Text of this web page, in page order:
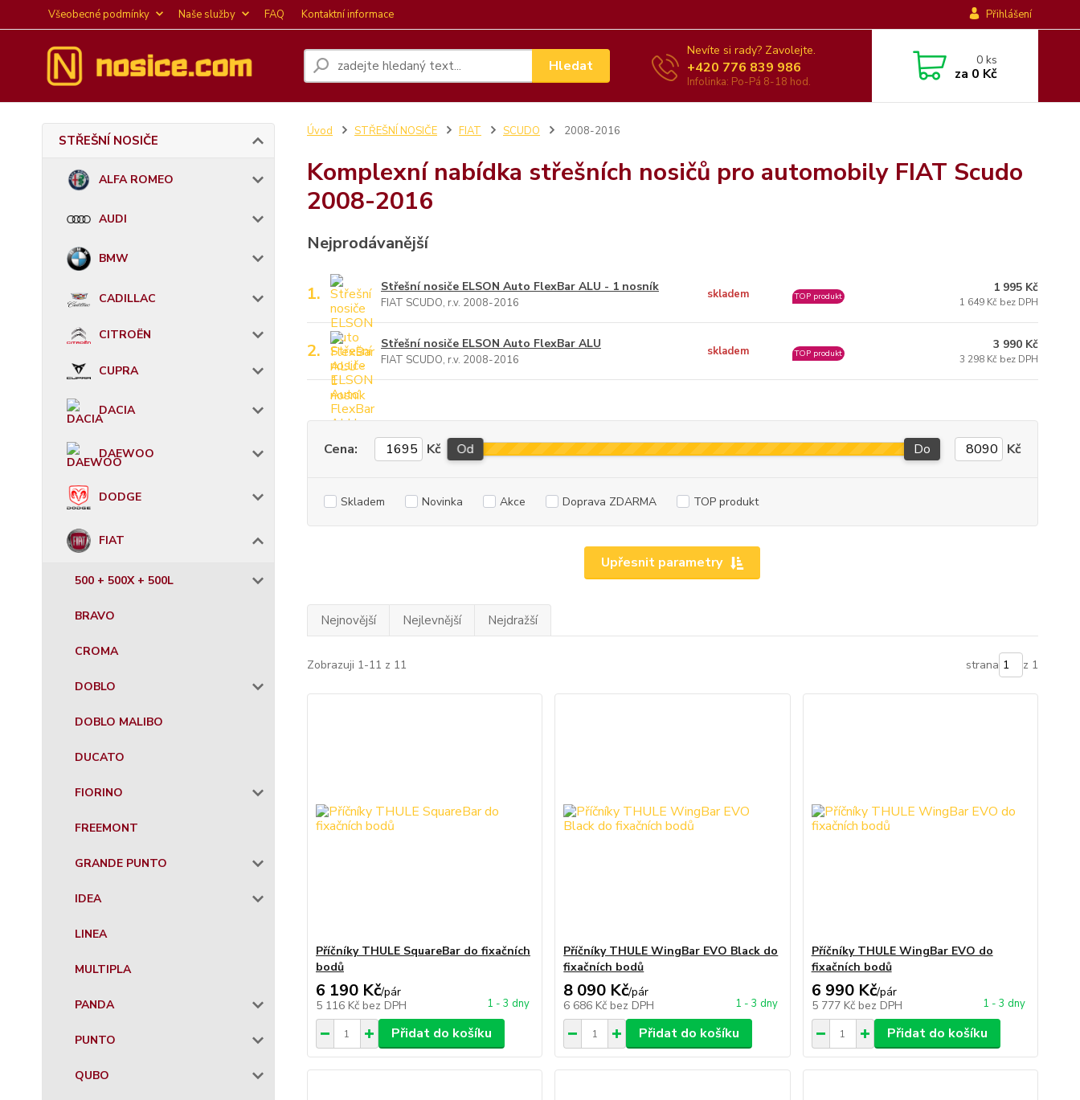
Všeobecné podmínky Naše služby FAQ Kontaktní informace Přihlášení
Hledat
Nevíte si rady? Zavolejte.
+420 776 839 986
Infolinka: Po-Pá 8-18 hod.
0ks
za 0 Kč
STŘEŠNÍ NOSIČE
ALFA ROMEO
AUDI
BMW
CADILLAC
CITROËN
CUPRA
DACIA
DAEWOO
DODGE
FIAT
500 + 500X + 500L
BRAVO
CROMA
DOBLO
DOBLO MALIBO
DUCATO
FIORINO
FREEMONT
GRANDE PUNTO
IDEA
LINEA
MULTIPLA
PANDA
PUNTO
QUBO
Úvod STŘEŠNÍ NOSIČE FIAT SCUDO 2008-2016
Komplexní nabídka střešních nosičů pro automobily FIAT Scudo
2008-2016
Nejprodávanější
1. Střešní nosiče ELSON Auto FlexBar ALU - 1 nosník
FIAT SCUDO, r.v. 2008-2016
skladem TOP produkt
1 995 Kč
1 649 Kč bez DPH
2. Střešní nosiče ELSON Auto FlexBar ALU
FIAT SCUDO, r.v. 2008-2016
skladem TOP produkt
3 990 Kč
3 298 Kč bez DPH
Upřesnit parametry
Cena: Kč Od Do Kč
Skladem Novinka Akce Doprava ZDARMA TOP produkt
Nejnovější Nejlevnější Nejdražší
Zobrazuji 1-11 z 11 strana z 1
Příčníky THULE SquareBar do fixačních
bodů
6 190 Kč/pár
5 116 Kč bez DPH 1 - 3 dny
Přidat do košíku
Příčníky THULE WingBar EVO Black do
fixačních bodů
8 090 Kč/pár
6 686 Kč bez DPH 1 - 3 dny
Přidat do košíku
Příčníky THULE WingBar EVO do
fixačních bodů
6 990 Kč/pár
5 777 Kč bez DPH 1 - 3 dny
Přidat do košíku